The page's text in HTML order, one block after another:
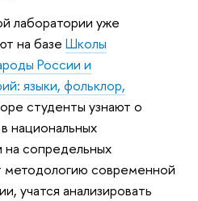
лаборатории уже
на базе Школы
России и
языки, фольклор,
студенты узнают о
национальных
на сопредельных
методологию современной
учатся анализировать